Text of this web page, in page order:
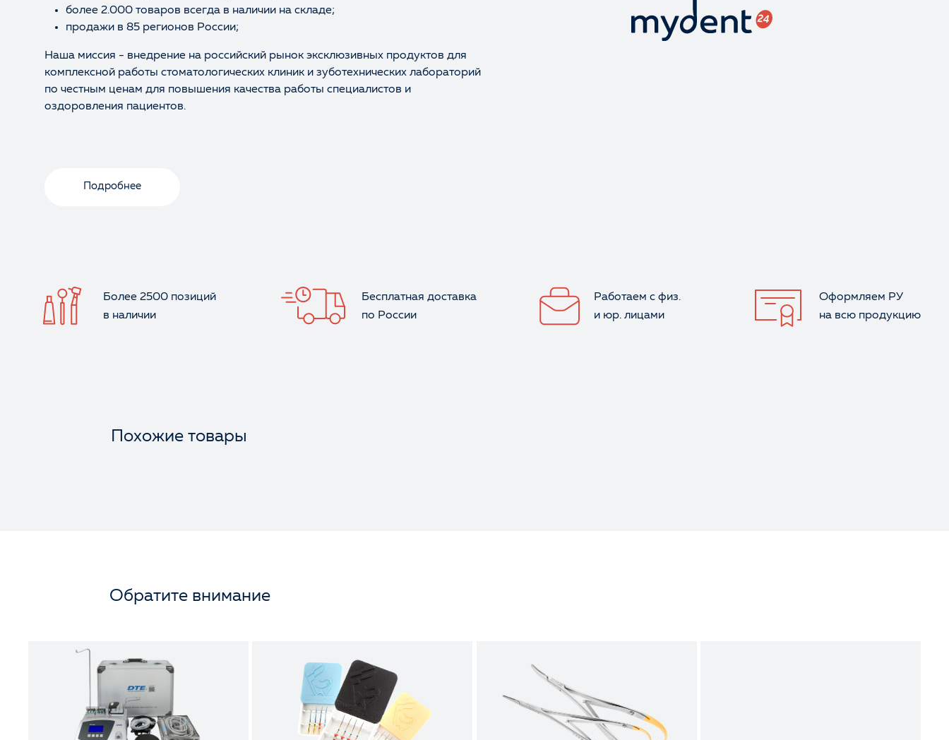
более 2.000 товаров всегда в наличии на складе;
продажи в 85 регионов России;
Наша миссия - внедрение на российский рынок эксклюзивных продуктов для
комплексной работы стоматологических клиник и зуботехнических лабораторий
по честным ценам для повышения качества работы специалистов и
оздоровления пациентов.
Подробнее
Более 2500 позиций
в наличии
Бесплатная доставка
по России
Работаем с физ.
и юр. лицами
Оформляем РУ
на всю продукцию
Похожие товары
Обратите внимание
Ваше имя